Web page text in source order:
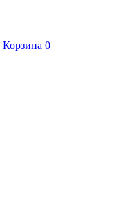
Корзина 0